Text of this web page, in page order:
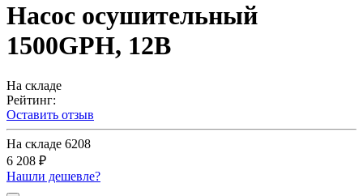
Насос осушительный
1500GPH, 12В
На складе
Рейтинг:
Оставить отзыв
На складе 6208
6 208 ₽
Нашли дешевле?